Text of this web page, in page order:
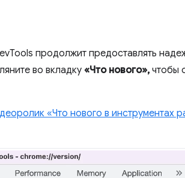
продолжит предоставлять
во вкладку«Что нового», чтобы
«Что нового в инструментах